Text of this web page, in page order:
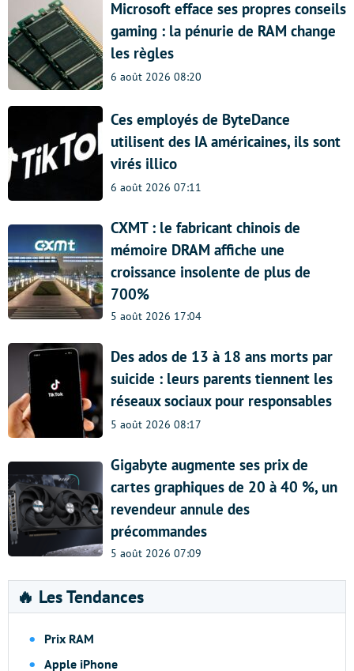
Microsoft efface ses propres conseils
gaming : la pénurie de RAM change
les règles
6 août 2026 08:20
Ces employés de ByteDance
utilisent des IA américaines, ils sont
virés illico
6 août 2026 07:11
CXMT : le fabricant chinois de
mémoire DRAM affiche une
croissance insolente de plus de
700%
5 août 2026 17:04
Des ados de 13 à 18 ans morts par
suicide : leurs parents tiennent les
réseaux sociaux pour responsables
5 août 2026 08:17
Gigabyte augmente ses prix de
cartes graphiques de 20 à 40 %, un
revendeur annule des
précommandes
5 août 2026 07:09
🔥 Les Tendances
Prix RAM
Apple iPhone